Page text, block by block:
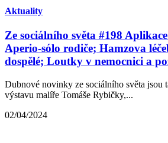
Aktuality
Ze sociálního světa #198
Aperio-sólo rodiče; Hamzova
dospělé; Loutky v nemocnici a
Dubnové novinky ze sociálního světa jsou
výstavu malíře Tomáše Rybičky,...
02/04/2024